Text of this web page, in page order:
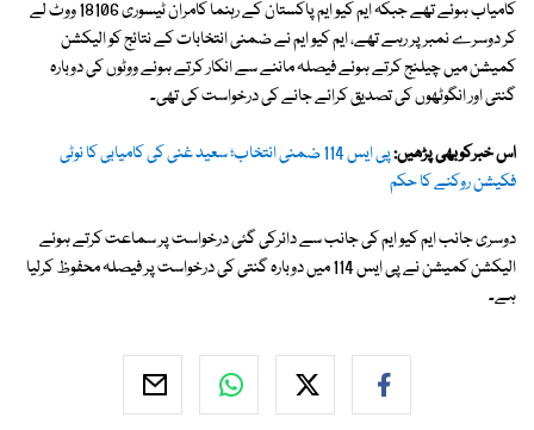
کامیاب ہوئے تھے جبکہ ایم کیو ایم پاکستان کے رہنما کامران ٹیسوری 18106 ووٹ لے
کر دوسرے نمبر پر رہے تھے، ایم کیو ایم نے ضمنی انتخابات کے نتائج کو الیکشن
کمیشن میں چیلنج کرتے ہوئے فیصلہ ماننے سے انکار کرتے ہوئے ووٹوں کی دوبارہ
گنتی اور انگوٹھوں کی تصدیق کرائے جانے کی درخواست کی تھی۔
اس خبرکوبھی پڑھیں:
پی ایس 114 ضمنی انتخاب؛ سعید غنی کی کامیابی کا نوٹی
فکیشن روکنے کا حکم
دوسری جانب ایم کیو ایم کی جانب سے دائرکی گئی درخواست پر سماعت کرتے ہوئے
الیکشن کمیشن نے پی ایس 114 میں دوبارہ گنتی کی درخواست پر فیصلہ محفوظ کرلیا
ہے۔